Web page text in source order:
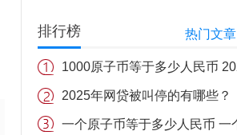
排行榜 热门文章
2025年网贷被叫停的有哪些？